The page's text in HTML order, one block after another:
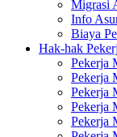
Migrasi
Info
Biaya
Hak-hak
Pekerja
Pekerja
Pekerja
Pekerja
Pekerja